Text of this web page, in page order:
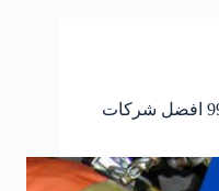
تسليك مجاري فهد الأحمد 99009522 افضل شركات